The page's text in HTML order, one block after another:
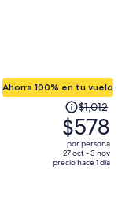
Ahorra 100% en tu vuelo
El
precio
era
de
$1,012
$1,012
$578
por persona
27 oct - 3 nov
precio hace 1 día